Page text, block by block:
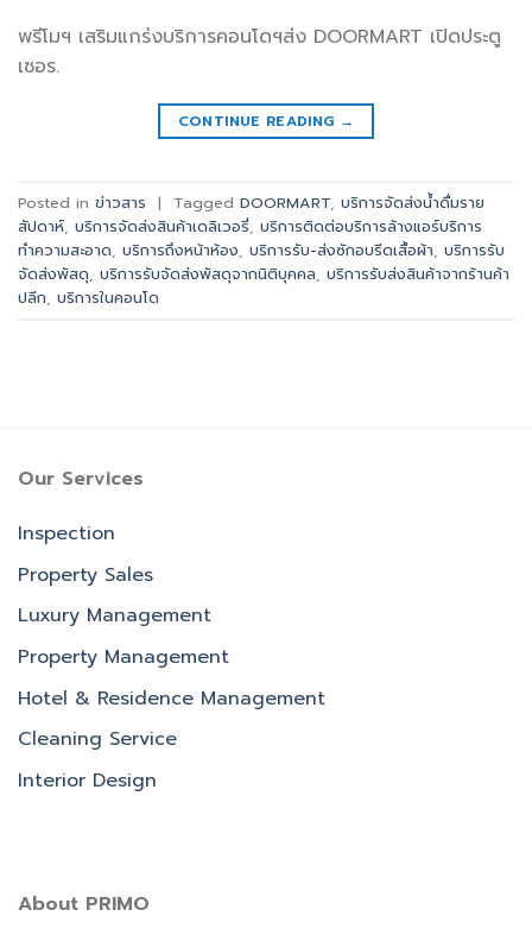
พรีโมฯ เสริมแกร่งบริการคอนโดฯส่ง DOORMART เปิดประตู
เซอร.
CONTINUE READING →
Posted in ข่าวสาร | Tagged DOORMART บริการจัดส่งน้ำดื่มราย
สัปดาห์ บริการจัดส่งสินค้าเดลิเวอรี่ บริการติดต่อบริการล้างแอร์บริการ
ทำความสะอาด บริการถึงหน้าห้อง บริการรับ-ส่งซักอบรีดเสื้อผ้า บริการรับ
จัดส่งพัสดุ บริการรับจัดส่งพัสดุจากนิติบุคคล บริการรับส่งสินค้าจากร้านค้า
ปลีก บริการในคอนโด
Our Services
Inspection
Property Sales
Luxury Management
Property Management
Hotel & Residence Management
Cleaning Service
Interior Design
About PRIMO